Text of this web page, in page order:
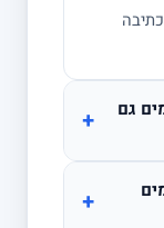
גם
+
+